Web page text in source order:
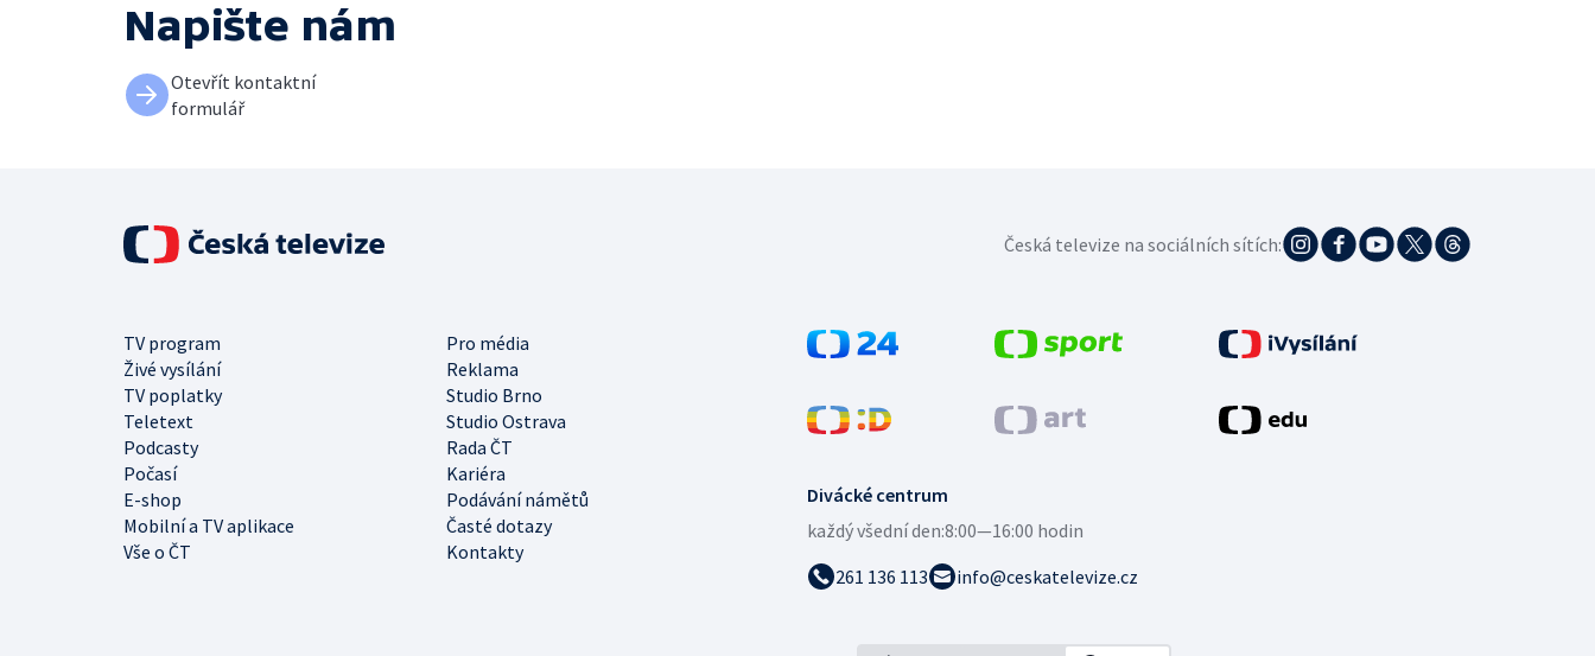
Napište nám
Otevřít kontaktní
formulář
Divácké centrum
každý všední den:8:00—16:00 hodin
261 136 113
info@ceskatelevize.cz
TV program
Pro média
Živé vysílání
Reklama
TV poplatky
Studio Brno
Teletext
Studio Ostrava
Podcasty
Rada ČT
Počasí
Kariéra
E-shop
Podávání námětů
Mobilní a TV aplikace
Časté dotazy
Vše o ČT
Kontakty
Česká televize na sociálních sítích: